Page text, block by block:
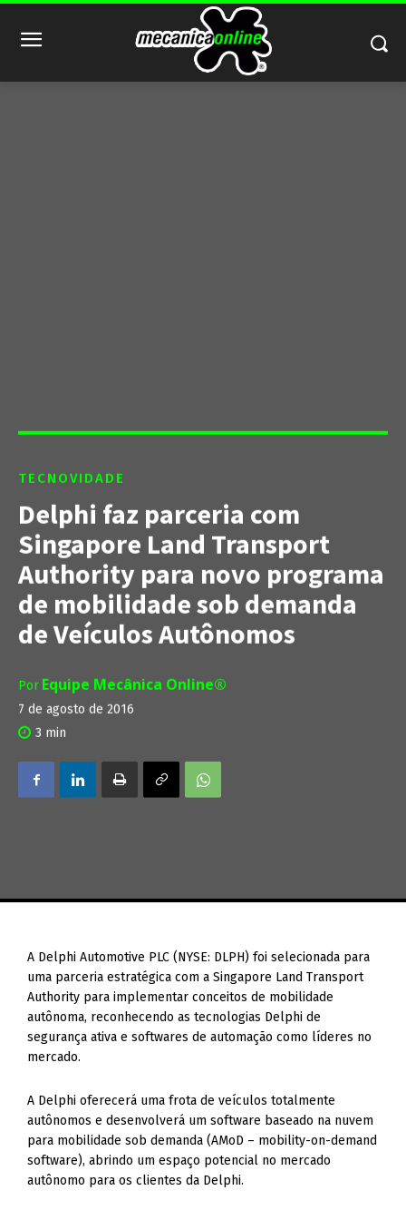
TECNOVIDADE
Delphi faz parceria com
Singapore Land Transport
Authority para novo programa
de mobilidade sob demanda
de Veículos Autônomos
Por Equipe Mecânica Online®
7 de agosto de 2016
3 min
A Delphi Automotive PLC (NYSE: DLPH) foi selecionada para
uma parceria estratégica com a Singapore Land Transport
Authority para implementar conceitos de mobilidade
autônoma, reconhecendo as tecnologias Delphi de
segurança ativa e softwares de automação como líderes no
mercado.
A Delphi oferecerá uma frota de veículos totalmente
autônomos e desenvolverá um software baseado na nuvem
para mobilidade sob demanda (AMoD – mobility-on-demand
software), abrindo um espaço potencial no mercado
autônomo para os clientes da Delphi.